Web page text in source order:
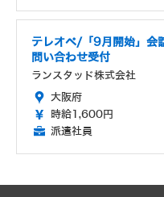
テレオペ/「9月開始」会
問い合わせ受付
ランスタッド株式会社
大阪府
時給1,600円
派遣社員